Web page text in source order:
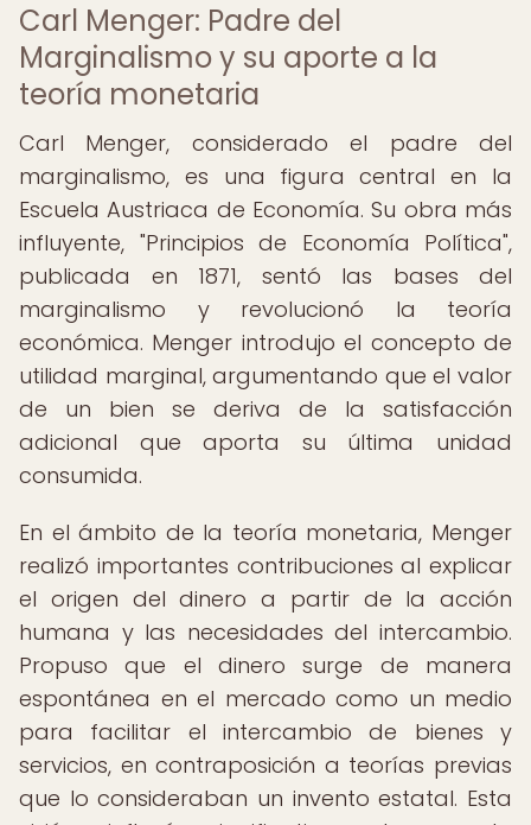
Carl Menger: Padre del
Marginalismo y su aporte a la
teoría monetaria
Carl Menger, considerado el padre del
marginalismo, es una figura central en la
Escuela Austriaca de Economía. Su obra más
influyente, "Principios de Economía Política",
publicada en 1871, sentó las bases del
marginalismo y revolucionó la teoría
económica. Menger introdujo el concepto de
utilidad marginal, argumentando que el valor
de un bien se deriva de la satisfacción
adicional que aporta su última unidad
consumida.
En el ámbito de la teoría monetaria, Menger
realizó importantes contribuciones al explicar
el origen del dinero a partir de la acción
humana y las necesidades del intercambio.
Propuso que el dinero surge de manera
espontánea en el mercado como un medio
para facilitar el intercambio de bienes y
servicios, en contraposición a teorías previas
que lo consideraban un invento estatal. Esta